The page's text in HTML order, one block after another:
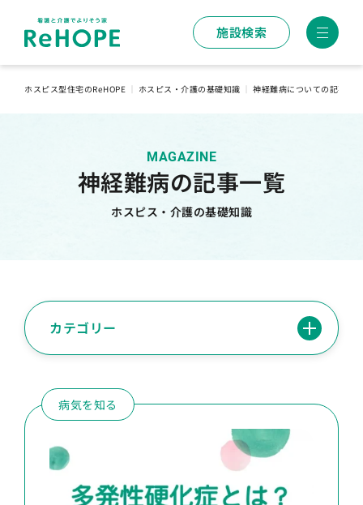
施設検索
ホスピス型住宅のReHOPE ホスピス・介護の基礎知識 神経難病についての記事一覧
MAGAZINE
神経難病の記事一覧
ホスピス・介護の基礎知識
カテゴリー
病気を知る